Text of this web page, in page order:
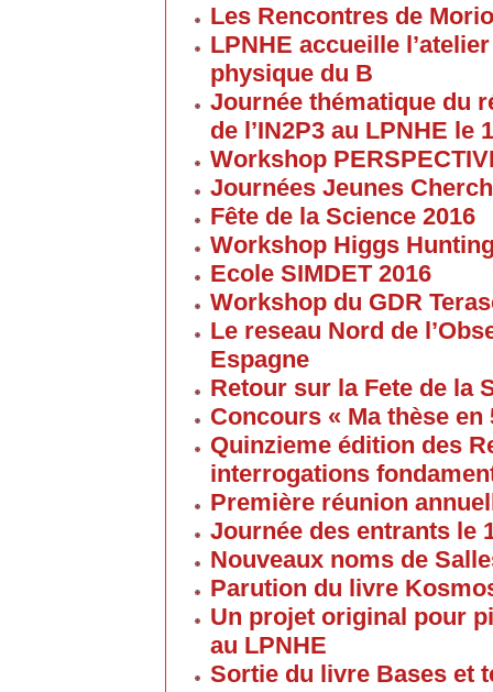
Les Rencontres de
LPNHE accueille
physique du B
Journée thématique du
de l’IN2P3 au LPNHE le
Workshop
Journées Jeunes
Fête de la Science 2016
Workshop Higgs
Ecole SIMDET 2016
Workshop du GDR
Le reseau Nord de
Espagne
Retour sur la Fete de la
Concours « Ma thèse
Quinzieme édition des
interrogations
Première réunion
Journée des entrants le
Nouveaux noms de
Parution du livre
Un projet original pour
au LPNHE
Sortie du livre Bases et